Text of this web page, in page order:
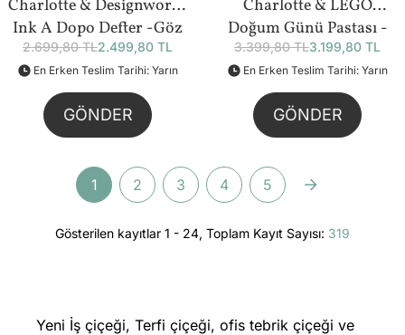
Charlotte & Designworks
Ink A Dopo Defter -Göz
Bundle
2.699,80 TL2.499,80 TL
En Erken Teslim Tarihi: Yarın
GÖNDER
Charlotte & LEGO
Doğum Günü Pastası -
219 Parça (40815) Bundle
3.399,80 TL3.199,80 TL
En Erken Teslim Tarihi: Yarın
GÖNDER
1 2 3 4 5
Gösterilen kayıtlar 1 - 24, Toplam Kayıt Sayısı: 319
Yeni İş çiçeği, Terfi çiçeği, ofis tebrik çiçeği ve